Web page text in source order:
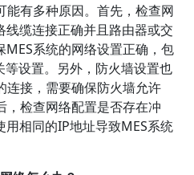
能有多种原因。首先，检查网
缆连接正确并且路由器或交
系统的网络设置正确，包
设置。另外，防火墙设置也
连接，需要确保防火墙允许
，检查网络配置是否存在冲
相同的IP地址导致MES系统